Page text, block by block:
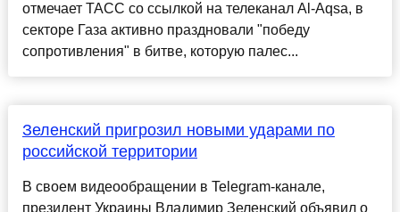
отмечает ТАСС со ссылкой на телеканал Al-Aqsa, в
секторе Газа активно праздновали "победу
сопротивления" в битве, которую палес...
Зеленский пригрозил новыми ударами по
российской территории
В своем видеообращении в Telegram-канале,
президент Украины Владимир Зеленский объявил о